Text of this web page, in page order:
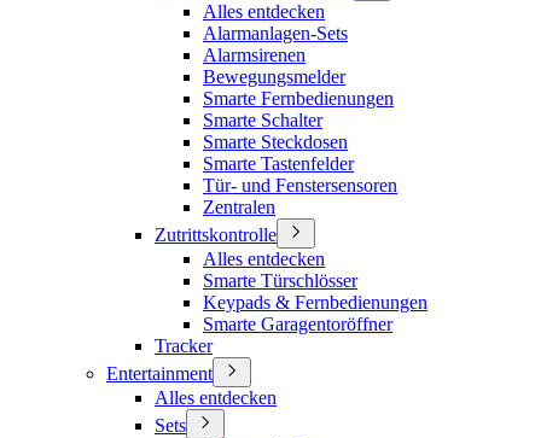
Alles entdecken
Alarmanlagen-Sets
Alarmsirenen
Bewegungsmelder
Smarte Fernbedienungen
Smarte Schalter
Smarte Steckdosen
Smarte Tastenfelder
Tür- und Fenstersensoren
Zentralen
Zutrittskontrolle
Alles entdecken
Smarte Türschlösser
Keypads & Fernbedienungen
Smarte Garagentoröffner
Tracker
Entertainment
Alles entdecken
Sets